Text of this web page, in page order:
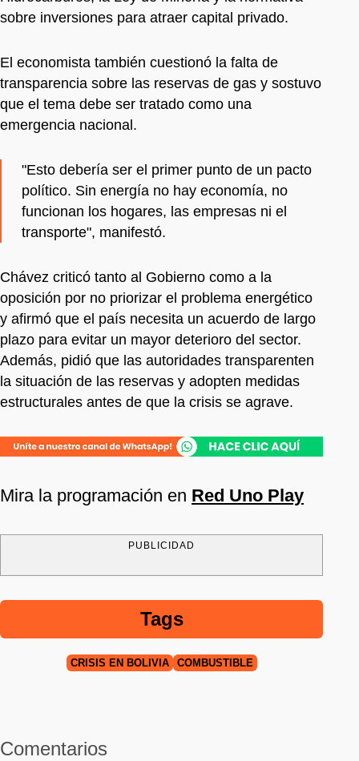
sobre inversiones para atraer capital privado.
El economista también cuestionó la falta de
transparencia sobre las reservas de gas y sostuvo
que el tema debe ser tratado como una
emergencia nacional.
"Esto debería ser el primer punto de un pacto
político. Sin energía no hay economía, no
funcionan los hogares, las empresas ni el
transporte", manifestó.
Chávez criticó tanto al Gobierno como a la
oposición por no priorizar el problema energético
y afirmó que el país necesita un acuerdo de largo
plazo para evitar un mayor deterioro del sector.
Además, pidió que las autoridades transparenten
la situación de las reservas y adopten medidas
estructurales antes de que la crisis se agrave.
Mira la programación en Red Uno Play
PUBLICIDAD
Tags
CRISIS EN BOLIVIA COMBUSTIBLE
Comentarios